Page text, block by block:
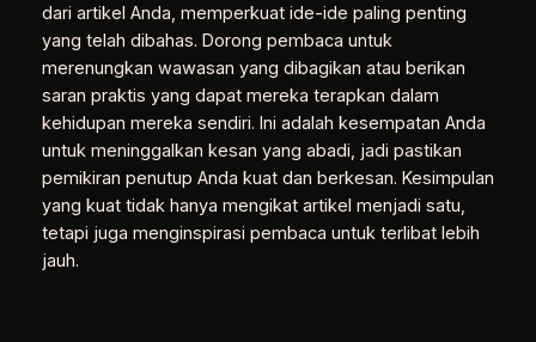
dari artikel Anda, memperkuat ide-ide paling penting
yang telah dibahas. Dorong pembaca untuk
merenungkan wawasan yang dibagikan atau berikan
saran praktis yang dapat mereka terapkan dalam
kehidupan mereka sendiri. Ini adalah kesempatan Anda
untuk meninggalkan kesan yang abadi, jadi pastikan
pemikiran penutup Anda kuat dan berkesan. Kesimpulan
yang kuat tidak hanya mengikat artikel menjadi satu,
tetapi juga menginspirasi pembaca untuk terlibat lebih
jauh.